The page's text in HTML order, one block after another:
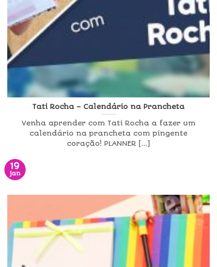
Tati Rocha – Calendário na Prancheta
Venha aprender com Tati Rocha a fazer um
calendário na prancheta com pingente
coração! PLANNER [...]
19
jan